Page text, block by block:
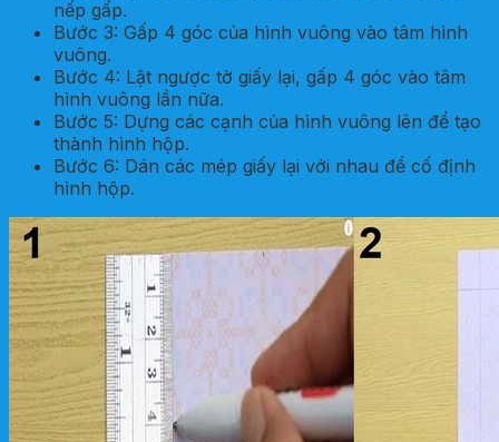
nếp gấp.
Bước 3: Gấp 4 góc của hình vuông vào tâm hình
vuông.
Bước 4: Lật ngược tờ giấy lại, gấp 4 góc vào tâm
hình vuông lần nữa.
Bước 5: Dựng các cạnh của hình vuông lên để tạo
thành hình hộp.
Bước 6: Dán các mép giấy lại với nhau để cố định
hình hộp.